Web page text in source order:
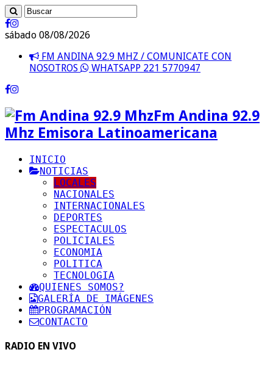
sábado 08/08/2026
FM ANDINA 92.9 MHZ / COMUNICATE CON
NOSOTROS
WHATSAPP 221 5770947
Fm Andina 92.9
Mhz Emisora Latinoamericana
INICIO
NOTICIAS
LOCALES
NACIONALES
INTERNACIONALES
DEPORTES
ESPECTACULOS
POLICIALES
ECONOMIA
POLITICA
TECNOLOGIA
QUIENES SOMOS?
GALERÍA DE IMÁGENES
PROGRAMACIÓN
CONTACTO
RADIO EN VIVO